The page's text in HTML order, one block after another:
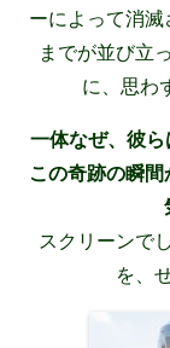
ーによって消
までが並び立
に、思わ
一体なぜ、彼
この奇跡の瞬
スクリーンで
を、